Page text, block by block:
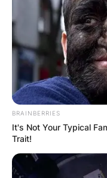
BRAINBERRIES
It's Not Your Typical
Trait!